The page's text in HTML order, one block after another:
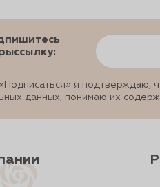
я подтверждаю,
данных, понимаю их